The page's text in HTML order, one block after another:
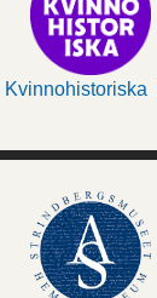
Kvinnohistoriska